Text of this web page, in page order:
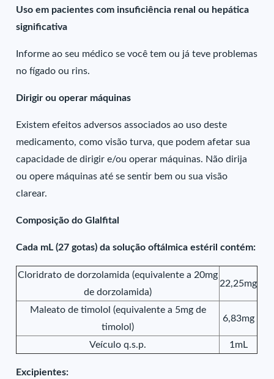
Uso em pacientes com insuficiência renal ou hepática
significativa
Informe ao seu médico se você tem ou já teve problemas
no fígado ou rins.
Dirigir ou operar máquinas
Existem efeitos adversos associados ao uso deste
medicamento, como visão turva, que podem afetar sua
capacidade de dirigir e/ou operar máquinas. Não dirija
ou opere máquinas até se sentir bem ou sua visão
clarear.
Composição do Glalfital
Cada mL (27 gotas) da solução oftálmica estéril contém:
Cloridrato de dorzolamida (equivalente a 20mg
de dorzolamida)
22,25mg
Maleato de timolol (equivalente a 5mg de
timolol)
6,83mg
Veículo q.s.p. 1mL
Excipientes: